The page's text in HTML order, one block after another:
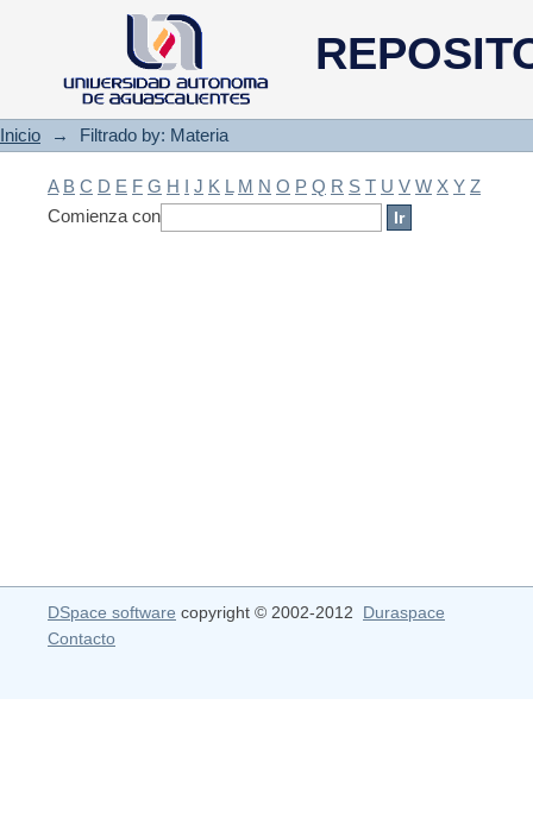
Filtrado by: Materia
Inicio → Filtrado by: Materia
A B C D E F G H I J K L M N O P Q R S T U V W X Y Z
Comienza con
DSpace software copyright © 2002-2012 Duraspace
Contacto